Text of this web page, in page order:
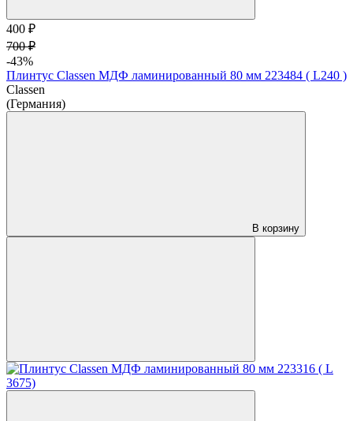
400 ₽
700 ₽
-43%
Плинтус Classen МДФ ламинированный 80 мм 223484 ( L240 )
Classen
(Германия)
В корзину